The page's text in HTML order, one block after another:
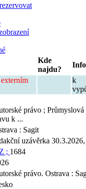
Kde
najdu?
Info
k
právo ; Průmyslová
k ...
: Sagit
uzávěrka
; 1684
právo. Ostrava :